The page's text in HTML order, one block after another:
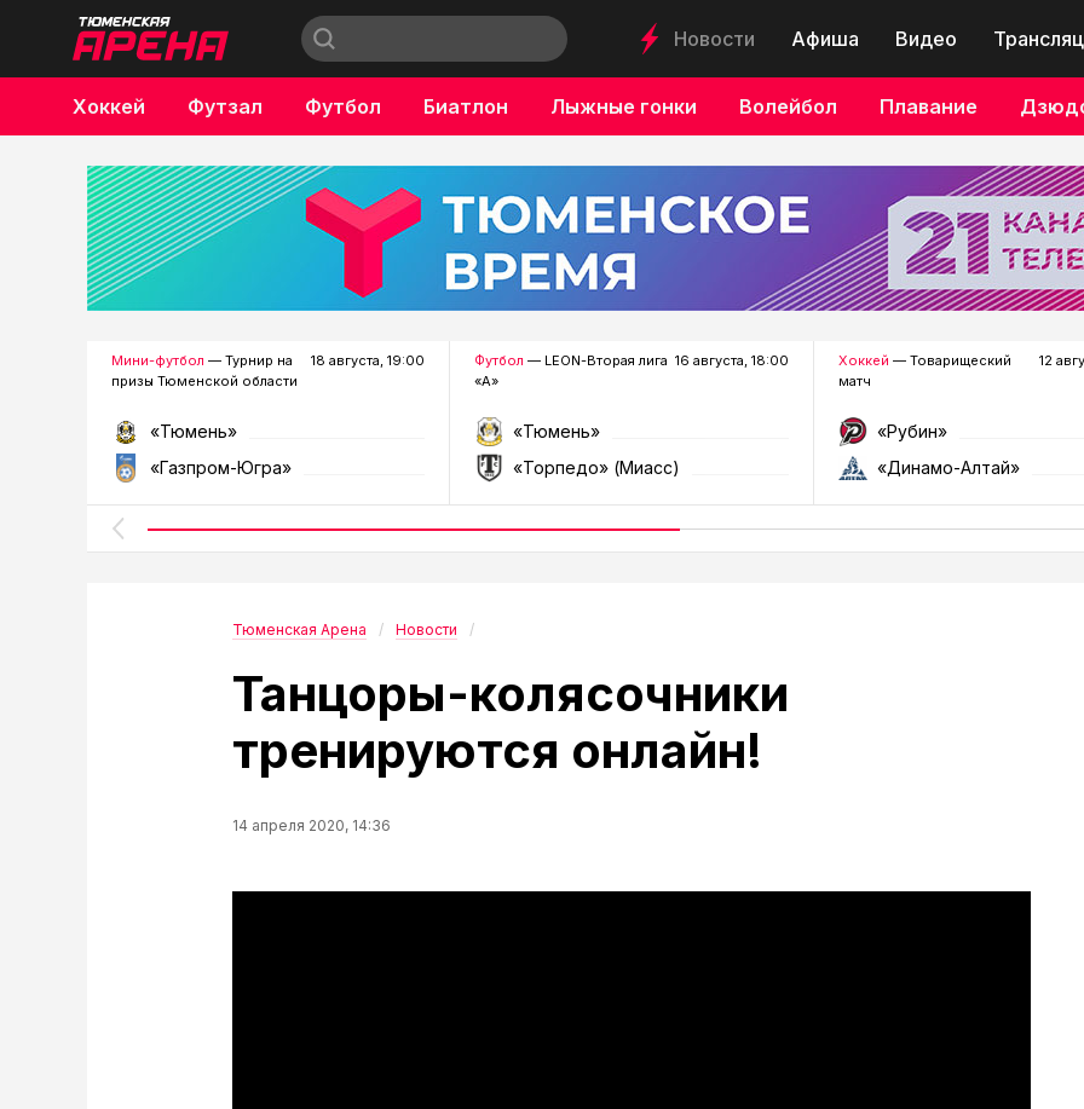
Новости Афиша Видео
Хоккей Футзал Футбол Биатлон Лыжные гонки Волейбол Плавание
Бокс
Мини-футбол — Турнир на
призы Тюменской области
18 августа, 19:00
«Тюмень»
«Газпром-Югра»
Футбол — LEON-Вторая лига
«А»
16 августа, 18:00
«Тюмень»
«Торпедо» (Миасс)
Хоккей — Товарищеский
матч
12
«Рубин»
«Динамо-Алтай»
Тюменская Арена Новости
Танцоры-колясочники
тренируются онлайн!
14 апреля 2020, 14:36